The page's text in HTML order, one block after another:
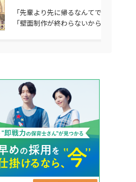
る保育士のリアル
「先輩より先に帰るなんてできない」
「壁面制作が終わらないから、持ち帰っ